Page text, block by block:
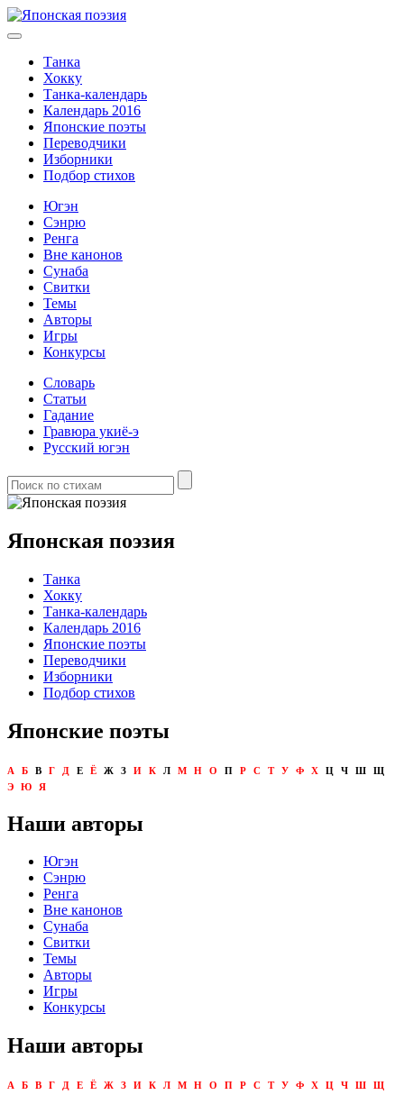
Танка
Хокку
Танка-календарь
Календарь 2016
Японские поэты
Переводчики
Изборники
Подбор стихов
Югэн
Сэнрю
Ренга
Вне канонов
Сунаба
Свитки
Темы
Авторы
Игры
Конкурсы
Словарь
Статьи
Гадание
Гравюра укиё-э
Русский югэн
Японская поэзия
Танка
Хокку
Танка-календарь
Календарь 2016
Японские поэты
Переводчики
Изборники
Подбор стихов
Японские поэты
А Б В Г Д Е Ё Ж З И К Л М Н О П Р С Т У Ф Х Ц Ч Ш
Щ
Э
Ю Я
Наши авторы
Югэн
Сэнрю
Ренга
Вне канонов
Сунаба
Свитки
Темы
Авторы
Игры
Конкурсы
Наши авторы
А Б В Г Д Е Ё Ж З И К Л М Н О П Р С Т У Ф Х Ц Ч Ш
Щ